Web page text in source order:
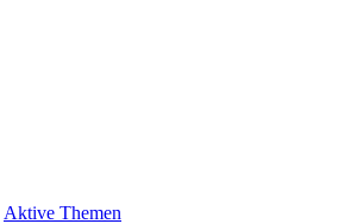
Aktive Themen